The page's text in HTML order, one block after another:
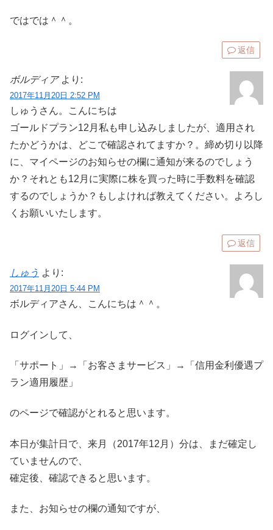
ではでは＾＾。
返信
ボルディア より:
2017年11月20日 2:52 PM
しゅうさん。こんにちは
ゴールドプラン12月私も申し込みしましたが、適用され
たかどうかは、どこで確認されてますか？。締め切り以降
に、マイページのお知らせの欄に通知が来るのでしょう
か？それとも12月に実際に株を買った時に手数料を確認
するのでしょうか？もしよければ教えてください。よろし
くお願いいたします。
返信
しゅう より:
2017年11月20日 5:44 PM
ボルディアさん、こんにちは＾＾。
ログインして、
「サポート」→「お客さまサービス」→「信用金利優遇プ
ラン適用履歴」
のページで確認がとれると思います。
本日が集計日で、来月（2017年12月）分は、まだ確定し
ていませんので、
確定後、確認できると思います。
また、お知らせの欄の通知ですが、